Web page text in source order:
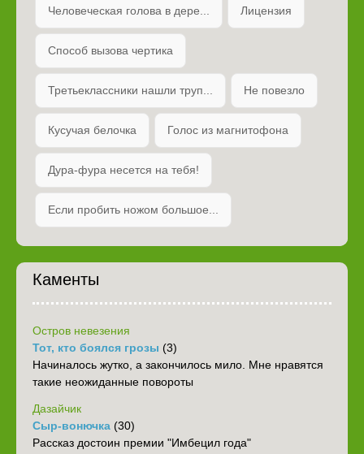
Человеческая голова в дере... Лицензия
Способ вызова чертика
Третьеклассники нашли труп... Не повезло
Кусучая белочка Голос из магнитофона
Дура-фура несется на тебя!
Если пробить ножом большое...
Каменты
Остров невезения
Тот, кто боялся грозы (3)
Начиналось жутко, а закончилось мило. Мне нравятся
такие неожиданные повороты
Дазайчик
Сыр-вонючка (30)
Рассказ достоин премии "Имбецил года"